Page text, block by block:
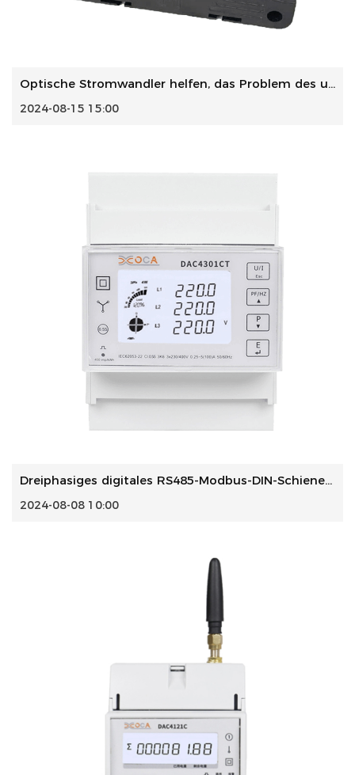
Optische Stromwandler helfen, das Problem des unsymmetrisc...
2024-08-15 15:00
Dreiphasiges digitales RS485-Modbus-DIN-Schienen-Energieme...
2024-08-08 10:00